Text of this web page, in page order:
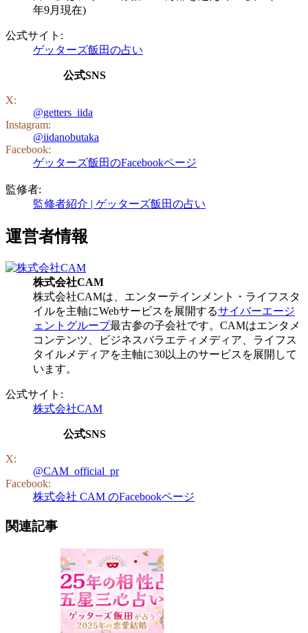
年9月現在)
公式サイト:
ゲッターズ飯田の占い
公式SNS
X:
@getters_iida
Instagram:
@iidanobutaka
Facebook:
ゲッターズ飯田のFacebookページ
監修者:
監修者紹介 | ゲッターズ飯田の占い
運営者情報
株式会社CAM
株式会社CAMは、エンターテインメント・ライフスタ
イルを主軸にWebサービスを展開するサイバーエージ
ェントグループ最古参の子会社です。CAMはエンタメ
コンテンツ、ビジネスバラエティメディア、ライフス
タイルメディアを主軸に30以上のサービスを展開して
います。
公式サイト:
株式会社CAM
公式SNS
X:
@CAM_official_pr
Facebook:
株式会社 CAM のFacebookページ
関連記事